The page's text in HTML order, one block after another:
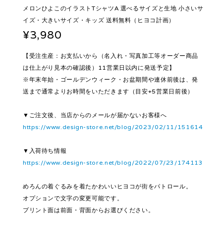
メロンひよこのイラストTシャツA 選べるサイズと生地 小さいサ
イズ・大きいサイズ・キッズ 送料無料（ヒヨコ計画）
¥3,980
【受注生産：お支払いから（名入れ・写真加工等オーダー商品
は仕上がり見本の確認後）11営業日以内に発送予定】
※年末年始・ゴールデンウィーク・お盆期間や連休前後は、発
送まで通常よりお時間をいただきます（目安+5営業日前後）
▼ご注文後、当店からのメールが届かないお客様へ
https://www.design-store.net/blog/2023/02/11/151614
▼入荷待ち情報
https://www.design-store.net/blog/2022/07/23/174113
めろんの着ぐるみを着たかわいいヒヨコが街をパトロール。
オプションで文字の変更可能です。
プリント面は前面・背面からお選びください。